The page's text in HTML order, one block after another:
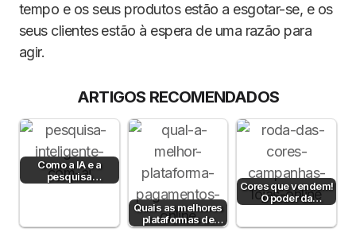
tempo e os seus produtos estão a esgotar-se, e os
seus clientes estão à espera de uma razão para
agir.
ARTIGOS RECOMENDADOS
Como a IA e a
pesquisa
semântica podem
Quais as melhores
plataformas de
Cores que vendem!
O poder da
psicologia da cor